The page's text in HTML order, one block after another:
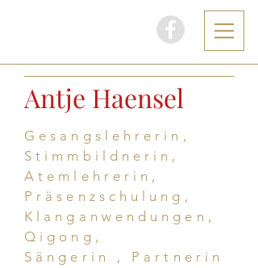
Antje Haensel
Gesangslehrerin,
Stimmbildnerin,
Atemlehrerin,
Präsenzschulung,
Klanganwendungen,
Qigong,
Sängerin , Partnerin